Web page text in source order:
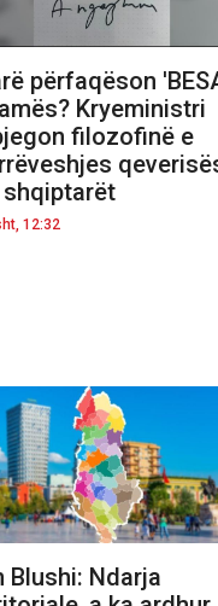
përfaqëson
Kryeministri
filozofinë e
shqiptarët
12:32
Blushi: Ndarja